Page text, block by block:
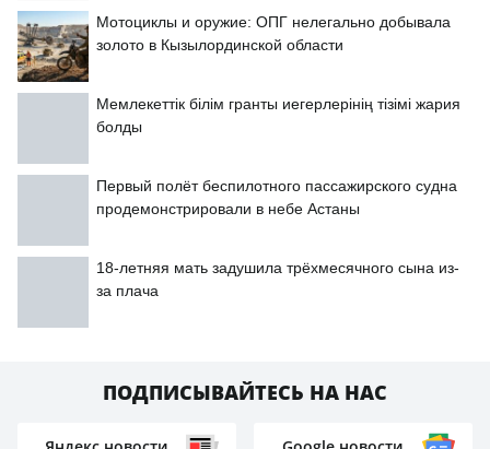
Мотоциклы и оружие: ОПГ нелегально добывала
золото в Кызылординской области
Мемлекеттік білім гранты иегерлерінің тізімі жария
болды
Первый полёт беспилотного пассажирского судна
продемонстрировали в небе Астаны
18-летняя мать задушила трёхмесячного сына из-
за плача
ПОДПИСЫВАЙТЕСЬ НА НАС